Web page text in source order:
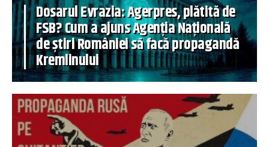
Dosarul Evrazia: Agerpres, plătită de
FSB? Cum a ajuns Agenția Națională
de știri României să facă propagandă
Kremlinului